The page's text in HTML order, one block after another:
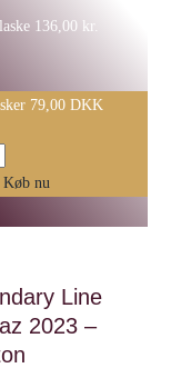
136,00 kr.
79,00 DKK
Køb nu
Line
2023 –